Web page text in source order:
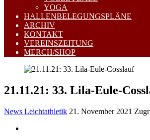
YOGA
HALLENBELEGUNGSPLÄNE
ARCHIV
KONTAKT
VEREINSZEITUNG
MERCH/SHOP
21.11.21: 33. Lila-Eule-
News Leichtathletik 21. November 2021